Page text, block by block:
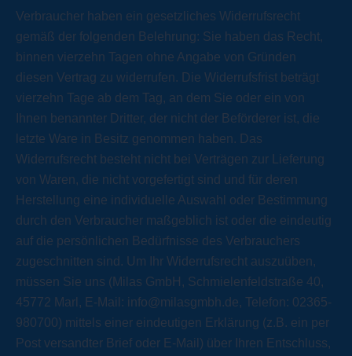
Verbraucher haben ein gesetzliches Widerrufsrecht
gemäß der folgenden Belehrung: Sie haben das Recht,
binnen vierzehn Tagen ohne Angabe von Gründen
diesen Vertrag zu widerrufen. Die Widerrufsfrist beträgt
vierzehn Tage ab dem Tag, an dem Sie oder ein von
Ihnen benannter Dritter, der nicht der Beförderer ist, die
letzte Ware in Besitz genommen haben. Das
Widerrufsrecht besteht nicht bei Verträgen zur Lieferung
von Waren, die nicht vorgefertigt sind und für deren
Herstellung eine individuelle Auswahl oder Bestimmung
durch den Verbraucher maßgeblich ist oder die eindeutig
auf die persönlichen Bedürfnisse des Verbrauchers
zugeschnitten sind. Um Ihr Widerrufsrecht auszuüben,
müssen Sie uns (Milas GmbH, Schmielenfeldstraße 40,
45772 Marl, E-Mail: info@milasgmbh.de, Telefon: 02365-
980700) mittels einer eindeutigen Erklärung (z.B. ein per
Post versandter Brief oder E-Mail) über Ihren Entschluss,